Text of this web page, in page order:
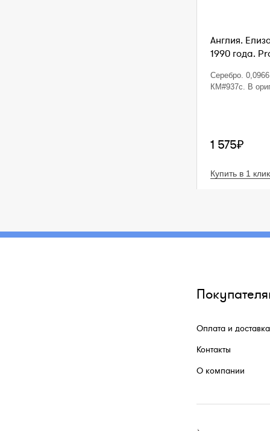
Англия.
1990 года.
Серебро.
КМ#937с. В
1 575₽
Купить в 1 клик
Оплата и доставка
Контакты
О компании